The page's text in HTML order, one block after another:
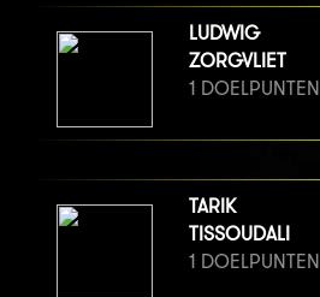
LUDWIG
ZORGVLIET
1 DOELPUNTEN
TARIK
TISSOUDALI
1 DOELPUNTEN